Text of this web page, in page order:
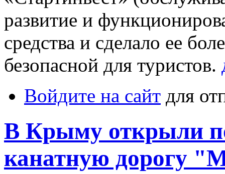
развитие и
средства и сделало ее
безопасной для туристов.
Войдите на сайт для
В Крыму открыли
канатную дорогу